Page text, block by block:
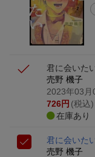
楽天モバイル紹
進呈
君に会いた
売野 機子
2023年03月
726円 (税込)
在庫あり
君に会いた
売野 機子